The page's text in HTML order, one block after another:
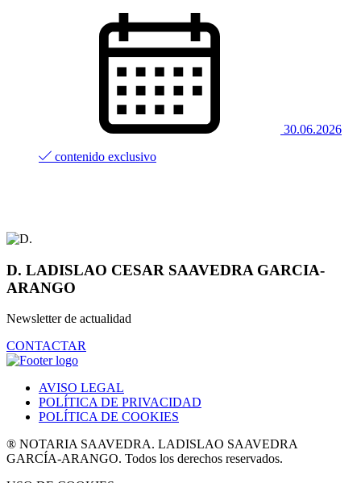
30.06.2026
contenido exclusivo
D. LADISLAO CESAR SAAVEDRA GARCIA-
ARANGO
Newsletter de actualidad
CONTACTAR
AVISO LEGAL
POLÍTICA DE PRIVACIDAD
POLÍTICA DE COOKIES
® NOTARIA SAAVEDRA. LADISLAO SAAVEDRA
GARCÍA-ARANGO. Todos los derechos reservados.